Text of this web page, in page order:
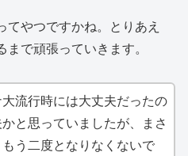
てやつですかね。とりあえ
で頑張っていきます。
流行時には大丈夫だったの
と思っていましたが、まさ
う二度となりなくないで